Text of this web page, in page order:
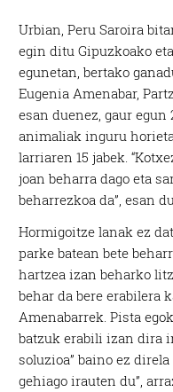
Urbian, Peru Saroira
egin ditu Gipuzkoako
egunetan, bertako
Eugenia Amenabar,
esan duenez, gaur
animaliak inguru
larriaren 15 jabek.
joan beharra dago eta
beharrezkoa da”, esan
Hormigoitze lanak ez
parke batean bete
hartzea izan beharko
behar da bere erabilera
Amenabarrek. Pista
batzuk erabili izan dira
soluzioa” baino ez
gehiago irauten du”,